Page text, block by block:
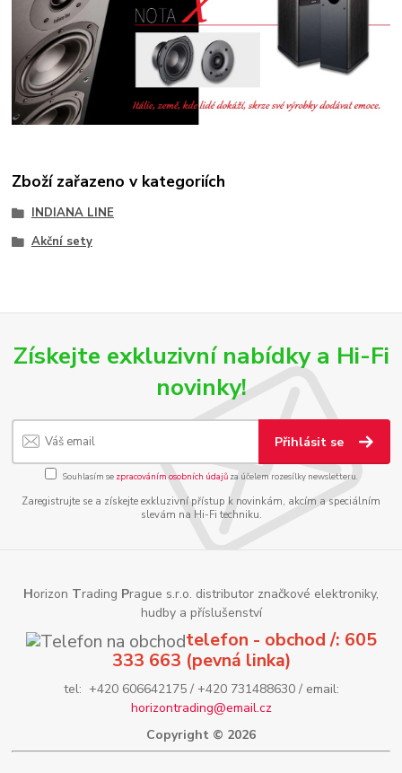
Zboží zařazeno v kategoriích
INDIANA LINE
Akční sety
Získejte exkluzivní nabídky a Hi-Fi
novinky!
Přihlásit se
Souhlasím se zpracováním osobních údajůza účelem rozesílky newsletteru.
Zaregistrujte se a získejte exkluzivní přístup k novinkám, akcím a speciálním
slevám na Hi-Fi techniku.
Horizon Trading Prague s.r.o. distributor značkové elektroniky,
hudby a příslušenství
telefon - obchod /: 605
333 663 (pevná linka)
tel: +420 606642175 / +420 731488630 / email:
horizontrading@email.cz
Copyright © 2026